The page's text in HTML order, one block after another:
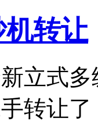
转让
立式
转让